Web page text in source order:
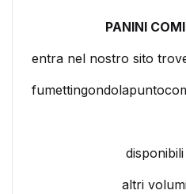
PANINI
entra nel nostro sito
disponibili
altri